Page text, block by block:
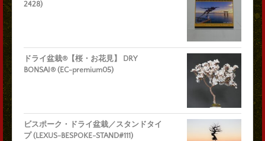
2428)
ドライ盆栽®【桜・お花見】 DRY
BONSAI® (EC-premium05)
ビスポーク・ドライ盆栽／スタンドタイ
プ (LEXUS-BESPOKE-STAND#111)